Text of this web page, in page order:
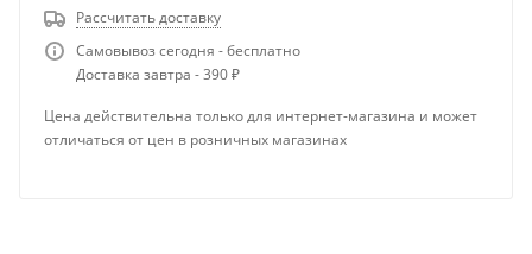
Рассчитать доставку
Самовывоз сегодня - бесплатно
Доставка завтра - 390 ₽
Цена действительна только для интернет-магазина и может
отличаться от цен в розничных магазинах